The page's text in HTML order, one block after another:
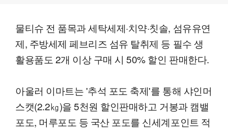
물티슈 전 품목과 세탁세제·치약·칫솔, 섬유유연
제, 주방세제 페브리즈 섬유 탈취제 등 필수 생
활용품도 2개 이상 구매 시 50% 할인 판매한다.
아울러 이마트는 '추석 포도 축제'를 통해 샤인머
스캣(2.2㎏)을 5천원 할인판매하고 거봉과 캠밸
포도, 머루포도 등 국산 포도를 신세계포인트 적